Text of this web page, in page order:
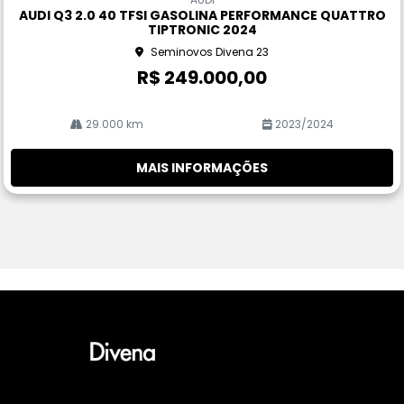
rtil
AUDI Q3 2.0 40 TFSI GASOLINA PERFORMANCE QUATTRO
TIPTRONIC 2024
Seminovos Divena 23
R$ 249.000,00
29.000 km 2023/2024
MAIS INFORMAÇÕES